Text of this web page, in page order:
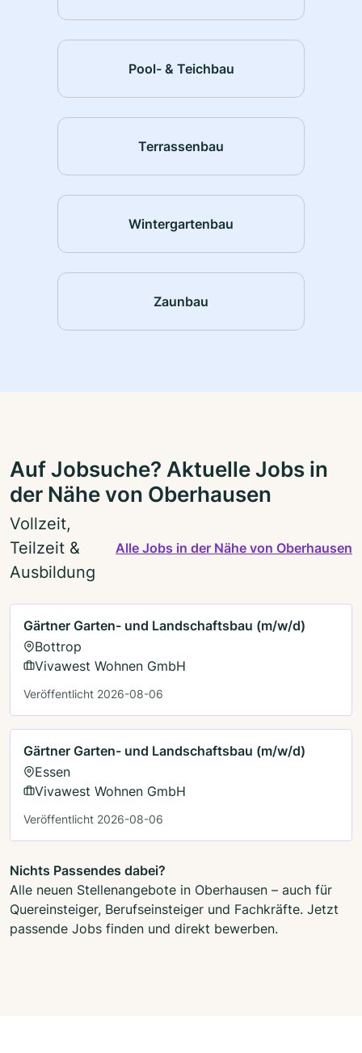
Pool- & Teichbau
Terrassenbau
Wintergartenbau
Zaunbau
Auf Jobsuche? Aktuelle Jobs in
der Nähe von Oberhausen
Vollzeit,
Teilzeit &
Ausbildung
Alle Jobs in der Nähe von Oberhausen
Gärtner Garten- und Landschaftsbau (m/w/d)
Bottrop
Vivawest Wohnen GmbH
Veröffentlicht 2026-08-06
Gärtner Garten- und Landschaftsbau (m/w/d)
Essen
Vivawest Wohnen GmbH
Veröffentlicht 2026-08-06
Nichts Passendes dabei?
Alle neuen Stellenangebote in Oberhausen – auch für
Quereinsteiger, Berufseinsteiger und Fachkräfte. Jetzt
passende Jobs finden und direkt bewerben.